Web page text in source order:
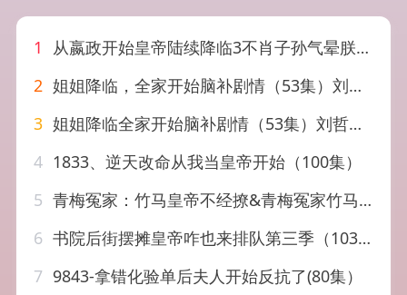
1
从嬴政开始皇帝陆续降临3不肖子孙气晕朕（59集）
2 姐姐降临，全家开始脑补剧情（53集）刘哲宇&塔瓦娜
3 姐姐降临全家开始脑补剧情（53集）刘哲宇&塔瓦娜
4 1833、逆天改命从我当皇帝开始（100集）
5 青梅冤家：竹马皇帝不经撩&青梅冤家竹马皇帝不经撩（63集）AI短剧
6 书院后街摆摊皇帝咋也来排队第三季（103集）
7 9843-拿错化验单后夫人开始反抗了(80集）